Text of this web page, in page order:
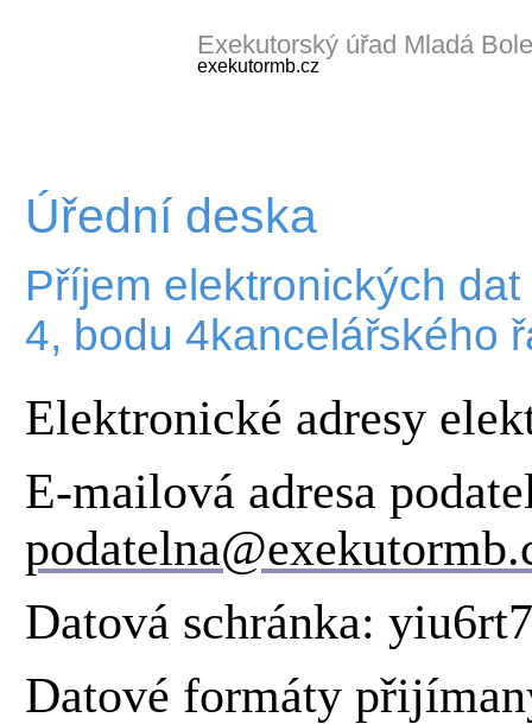
Exekutorský úřad Mladá
exekutormb.cz
Úřední deska
Příjem elektronických
4, bodu 4kancelářského
Elektronické adresy
E-mailová adresa
Datová schránka: yiu6rt7
Datové formáty